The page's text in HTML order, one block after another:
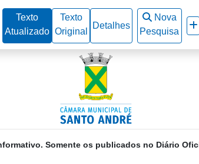
Somente os publicados no Diário
Texto
Atualizado
Texto
Original
Detalhes
Nova
Pesquisa